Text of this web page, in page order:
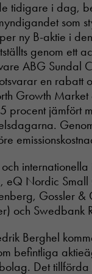
tidigare i dag,
som
ny B-aktie i
genom ett
ABG Sundal
en rabatt
Growth Market
procent jämfört
och
eQ Nordic
Gossler
och Swedbank
Berghel
befintliga
Det